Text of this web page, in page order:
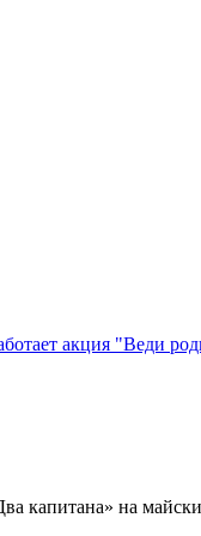
акция "Веди